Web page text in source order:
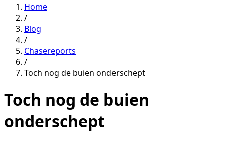
Home
/
Blog
/
Chasereports
/
Toch nog de buien onderschept
Toch nog de buien
onderschept